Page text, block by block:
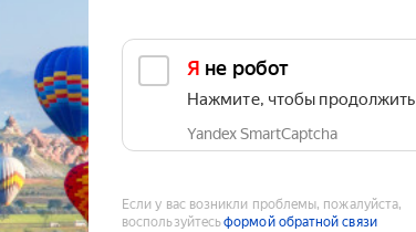
Я не робот
Нажмите, чтобы продолжить
Yandex SmartCaptcha
Если у вас возникли проблемы, пожалуйста,
воспользуйтесьформой обратной связи